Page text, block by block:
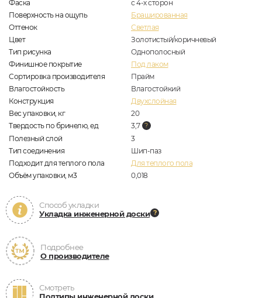
Фаска
с 4-х сторон
Поверхность на ощупь
Брашированная
Оттенок
Светлая
Цвет
Золотистый/коричневый
Тип рисунка
Однополосный
Финишное покрытие
Под лаком
Сортировка производителя
Прайм
Влагостойкость
Влагостойкий
Конструкция
Двухслойная
Вес упаковки, кг
20
Твердость по бринелю, ед
3,7
Полезный слой
3
Тип соединения
Шип-паз
Подходит для теплого пола
Для теплого пола
Объём упаковки, м3
0,018
Способ укладки
Укладка инженерной доски
Подробнее
О производителе
Смотреть